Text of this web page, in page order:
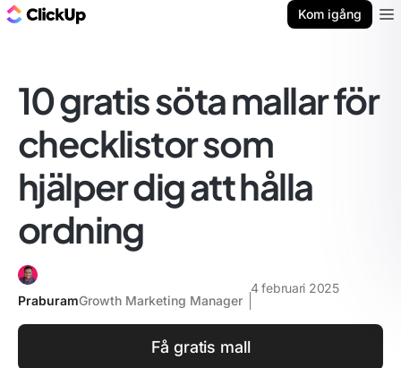
Kom igång
10 gratis söta mallar för
checklistor som
hjälper dig att hålla
ordning
PraburamGrowth Marketing Manager
4 februari 2025
Få gratis mall